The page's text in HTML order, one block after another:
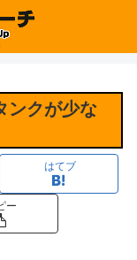
ンクが少な
はてブ
ー